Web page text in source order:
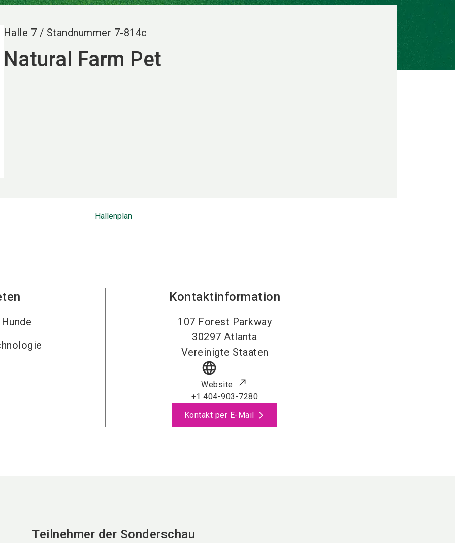
Halle 7 / Standnummer 7-814c
Natural Farm Pet
Hallenplan
Kontaktinformation
107 Forest Parkway
30297 Atlanta
Vereinigte Staaten
language
Website
+1 404-903-7280
Kontakt per E-Mail
Teilnehmer der Sonderschau